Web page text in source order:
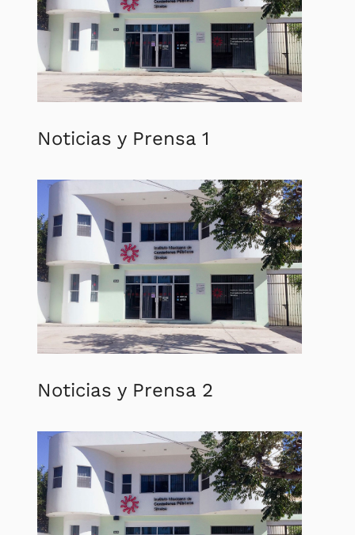
Noticias y Prensa 1
Noticias y Prensa 2